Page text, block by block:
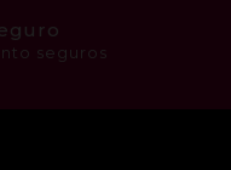
seguros